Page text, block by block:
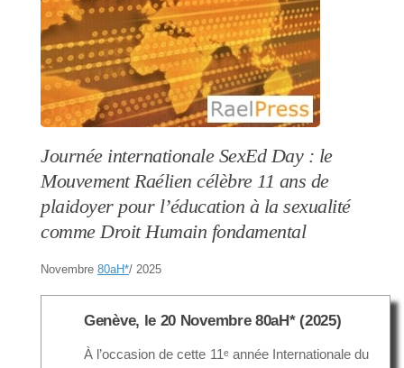
Journée internationale SexEd Day : le
Mouvement Raélien célèbre 11 ans de
plaidoyer pour l’éducation à la sexualité
comme Droit Humain fondamental
Novembre 80aH*/ 2025
Genève, le 20 Novembre 80aH* (2025)
À l’occasion de cette 11ᵉ année Internationale du